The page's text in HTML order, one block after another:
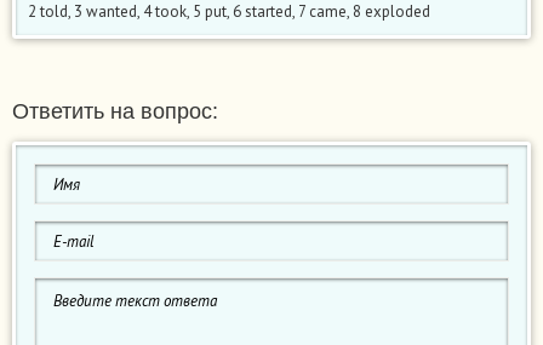
2 told, 3 wanted, 4 took, 5 put, 6 started, 7 came, 8 exploded
Ответить на вопрос: